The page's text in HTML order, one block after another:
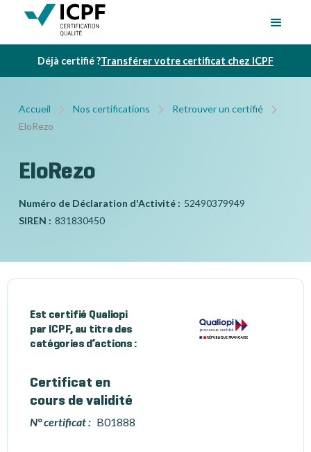
Déjà certifié ?Transférer votre certificat chez ICPF
Accueil Nos certifications
Retrouver un certifié
EloRezo
EloRezo
Numéro de Déclaration d'Activité : 52490379949
SIREN : 831830450
Est certifié Qualiopi
par ICPF, au titre des
catégories d’actions :
Certificat en
cours de validité
N° certificat : B01888